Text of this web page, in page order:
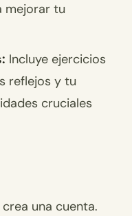
mejorar tu
Incluye ejercicios
reflejos y tu
cruciales
una cuenta.